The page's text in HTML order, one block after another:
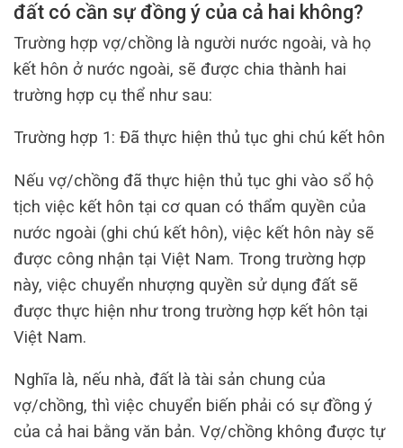
đất có cần sự đồng ý của cả hai không?
Trường hợp vợ/chồng là người nước ngoài, và họ
kết hôn ở nước ngoài, sẽ được chia thành hai
trường hợp cụ thể như sau:
Trường hợp 1: Đã thực hiện thủ tục ghi chú kết hôn
Nếu vợ/chồng đã thực hiện thủ tục ghi vào sổ hộ
tịch việc kết hôn tại cơ quan có thẩm quyền của
nước ngoài (ghi chú kết hôn), việc kết hôn này sẽ
được công nhận tại Việt Nam. Trong trường hợp
này, việc chuyển nhượng quyền sử dụng đất sẽ
được thực hiện như trong trường hợp kết hôn tại
Việt Nam.
Nghĩa là, nếu nhà, đất là tài sản chung của
vợ/chồng, thì việc chuyển biến phải có sự đồng ý
của cả hai bằng văn bản. Vợ/chồng không được tự